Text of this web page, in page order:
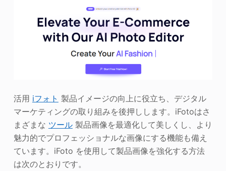
活用 iフォト 製品イメージの向上に役立ち、デジタル
マーケティングの取り組みを後押しします。iFotoはさ
まざまな ツール製品画像を最適化して美しくし、より
魅力的でプロフェッショナルな画像にする機能も備え
ています。iFoto を使用して製品画像を強化する方法
は次のとおりです。